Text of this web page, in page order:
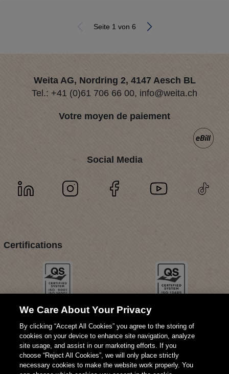
Seite 1 von 6
Weita AG, Nordring 2, 4147 Aesch BL
Tel.: +41 (0)61 706 66 00, info@weita.ch
Votre moyen de paiement
Social Media
Certifications
We Care About Your Privacy
By clicking “Accept All Cookies” you agree to the storing of
cookies on your device to enhance site navigation, analyze
site usage, and assist in our marketing efforts. If you
choose “Reject All Cookies”, we will only place strictly
necessary cookies to make the website work properly. You